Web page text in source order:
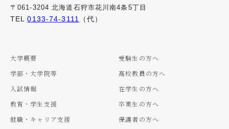
〒061-3204 北海道石狩市花川南4条5丁目
TEL0133-74-3111 （代）
大学概要
学部・大学院等
入試情報
教育・学生支援
就職・キャリア支援
受験生の方へ
高校教員の方へ
在学生の方へ
卒業生の方へ
保護者の方へ